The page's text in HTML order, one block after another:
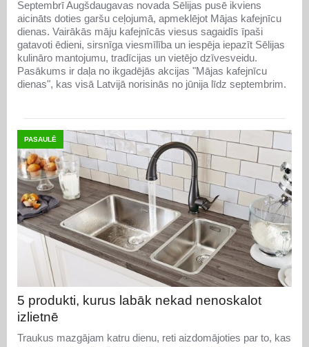
Septembrī Augšdaugavas novada Sēlijas pusē ikviens
aicināts doties garšu ceļojumā, apmeklējot Mājas kafejnīcu
dienas. Vairākās māju kafejnīcās viesus sagaidīs īpaši
gatavoti ēdieni, sirsnīga viesmīlība un iespēja iepazīt Sēlijas
kulināro mantojumu, tradīcijas un vietējo dzīvesveidu.
Pasākums ir daļa no ikgadējās akcijas "Mājas kafejnīcu
dienas", kas visā Latvijā norisinās no jūnija līdz septembrim.
PASAULĒ
5 produkti, kurus labāk nekad nenoskalot
izlietnē
Traukus mazgājam katru dienu, reti aizdomājoties par to, kas